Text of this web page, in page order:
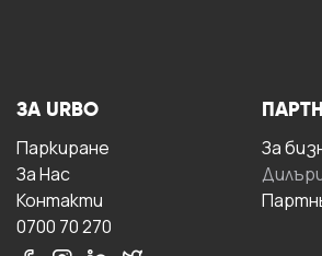
ЗА URBO
Паркиране
За Hас
Контакти
0700 70 270
За